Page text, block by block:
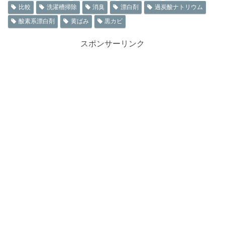
比較
洗濯槽掃除 消臭 漂白剤
過炭酸ナトリウム
酸素系漂白剤
黄ばみ 黒カビ
スポンサーリンク